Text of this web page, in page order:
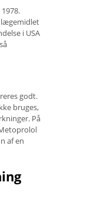
lægemidlet
i USA
godt.
bruges,
På
af en